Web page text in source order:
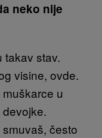
neko nije
takav stav.
visine, ovde.
u
često